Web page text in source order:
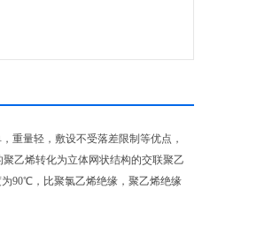
重量轻，敷设不受落差限制等优点，
乙烯转化为立体网状结构的交联聚乙
90℃，比聚氯乙烯绝缘，聚乙烯绝缘